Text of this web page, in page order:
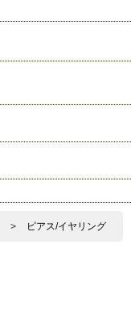
> ピアス/イヤリング